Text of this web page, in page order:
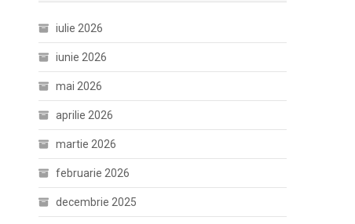
iulie 2026
iunie 2026
mai 2026
aprilie 2026
martie 2026
februarie 2026
decembrie 2025